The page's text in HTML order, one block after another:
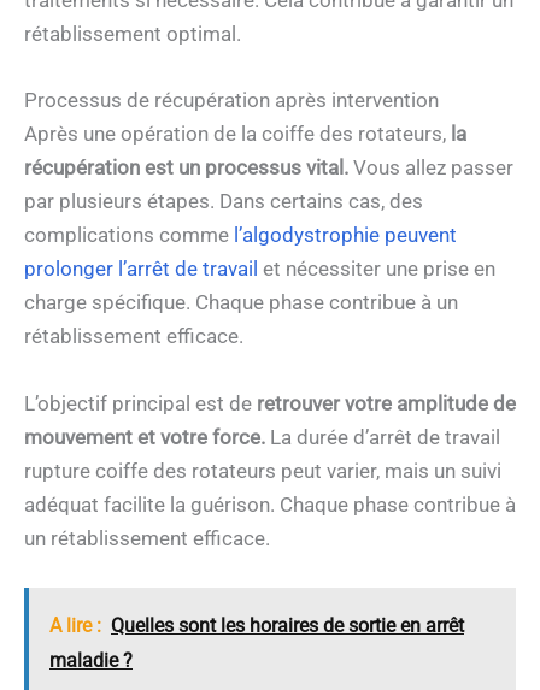
rétablissement optimal.
Processus de récupération après intervention
Après une opération de la coiffe des rotateurs, la
récupération est un processus vital. Vous allez passer
par plusieurs étapes. Dans certains cas, des
complications comme l’algodystrophie peuvent
prolonger l’arrêt de travail et nécessiter une prise en
charge spécifique. Chaque phase contribue à un
rétablissement efficace.
L’objectif principal est de retrouver votre amplitude de
mouvement et votre force. La durée d’arrêt de travail
rupture coiffe des rotateurs peut varier, mais un suivi
adéquat facilite la guérison. Chaque phase contribue à
un rétablissement efficace.
A lire : Quelles sont les horaires de sortie en arrêt
maladie ?